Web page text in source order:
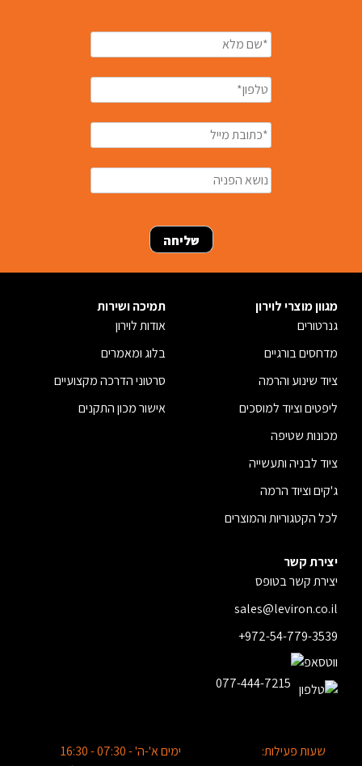
מגוון מוצרי לוירון
גנרטורים
מדחסים בורגיים
ציוד שינוע והרמה
ליפטים וציוד למוסכים
מכונות שטיפה
ציוד לבניה ותעשייה
ג'קים וציוד הרמה
לכל הקטגוריות והמוצרים
תמיכה ושירות
אודות לוירון
בלוג ומאמרים
סרטוני הדרכה מקצועיים
אישור מכון התקנים
יצירת קשר
יצירת קשר בטופס
sales@leviron.co.il
+972-54-779-3539
077-444-7215
שעות פעילות:
ימים א'-ה' - 07:30 - 16:30